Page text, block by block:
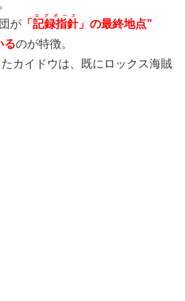
が 「 記録指針
ログポース
」の最終地点”
るのが特徴。
カイドウは、既にロックス海賊